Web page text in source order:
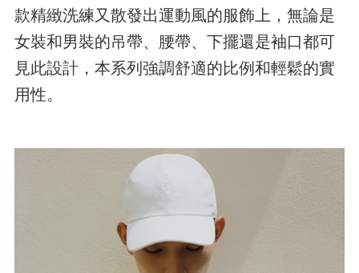
款精緻洗練又散發出運動風的服飾上，無論是
女裝和男裝的吊帶、腰帶、下擺還是袖口都可
見此設計，本系列強調舒適的比例和輕鬆的實
用性。